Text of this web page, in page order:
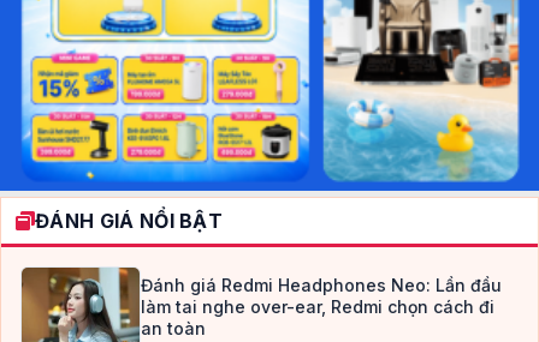
ĐÁNH GIÁ NỔI BẬT
Đánh giá Redmi Headphones Neo: Lần đầu
làm tai nghe over-ear, Redmi chọn cách đi
an toàn